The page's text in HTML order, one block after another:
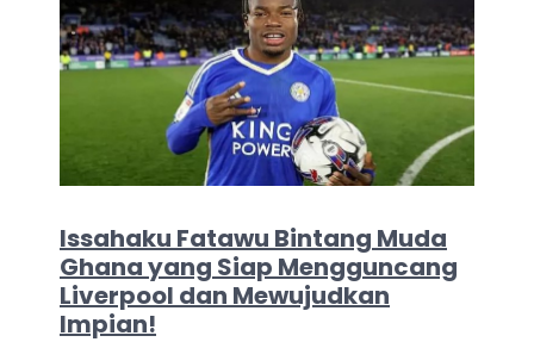
Issahaku Fatawu Bintang Muda
Ghana yang Siap Mengguncang
Liverpool dan Mewujudkan
Impian!